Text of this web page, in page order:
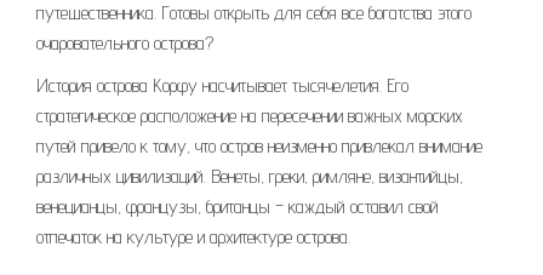
путешественника. Готовы открыть для себя все богатства этого
очаровательного острова?
История острова Корфу насчитывает тысячелетия. Его
стратегическое расположение на пересечении важных морских
путей привело к тому, что остров неизменно привлекал внимание
различных цивилизаций. Венеты, греки, римляне, византийцы,
венецианцы, французы, британцы – каждый оставил свой
отпечаток на культуре и архитектуре острова.